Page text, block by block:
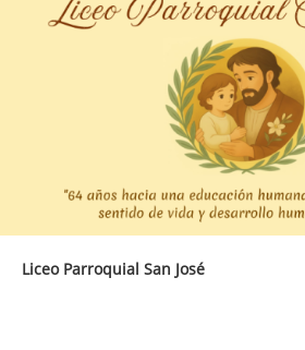
Liceo Parroquial San José